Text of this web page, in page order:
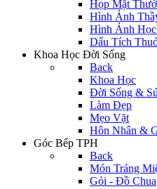
Họp Mặt
Hình Ảnh
Hình Ảnh Học
Dấu Tích
Khoa Học Đời Sống
Back
Khoa Học
Đời Sống &
Làm Đẹp
Mẹo Vặt
Hôn Nhân &
Góc Bếp TPH
Back
Món Tráng
Gỏi - Đồ Chua